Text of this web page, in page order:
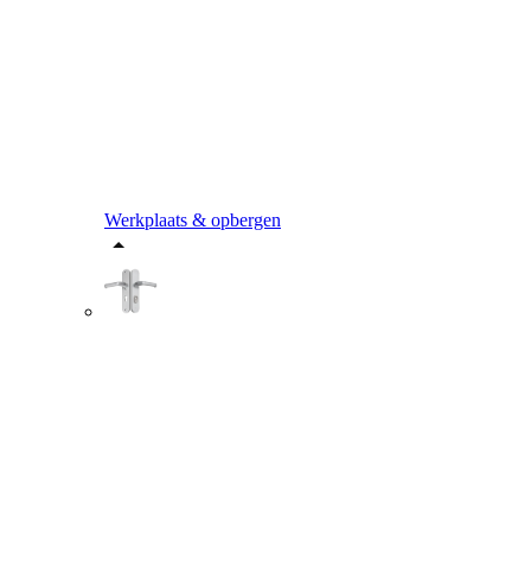
Werkplaats & opbergen